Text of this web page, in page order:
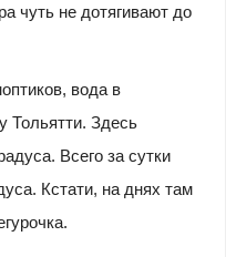
чуть не дотягивают до
вода в
Тольятти. Здесь
Всего за сутки
Кстати, на днях там